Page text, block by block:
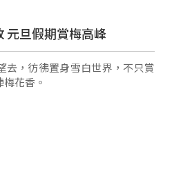
元旦假期賞梅高峰
去，彷彿置身雪白世界，不只賞
花香。